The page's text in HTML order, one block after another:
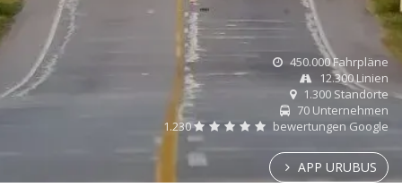
450.000 Fahrpläne
12.300 Linien
1.300 Standorte
70 Unternehmen
1.230
bewertungen Google
APP URUBUS